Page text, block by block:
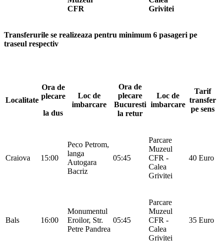
CFR
Grivitei
Transferurile se realizeaza pentru minimum 6 pasageri pe
traseul respectiv
Localitate
Ora de
plecare
la dus
Loc de
imbarcare
Ora de
plecare
Bucuresti
la retur
Loc de
imbarcare
Tarif
transfer
pe sens
Craiova 15:00
Peco Petrom,
langa
Autogara
Bacriz
05:45
Parcare
Muzeul
CFR -
Calea
Grivitei
40 Euro
Bals 16:00
Monumentul
Eroilor, Str.
Petre Pandrea
05:45
Parcare
Muzeul
CFR -
Calea
Grivitei
35 Euro